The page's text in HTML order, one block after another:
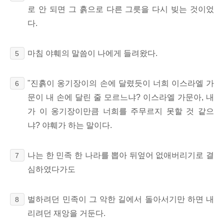
로 안 되면 그 흙으로 다른 그릇을 다시 빚는 것이었
다.
5 마침 야훼의 말씀이 나에게 들려왔다.
6
"진흙이 옹기장이의 손에 달렸듯이 너희 이스라엘 가
문이 내 손에 달린 줄 모르느냐? 이스라엘 가문아, 내
가 이 옹기장이만큼 너희를 주무르지 못할 것 같으
냐? 야훼가 하는 말이다.
7
나는 한 민족 한 나라를 뽑아 뒤엎어 없애버리기로 결
심하였다가도
8
벌하려던 민족이 그 악한 길에서 돌아서기만 하면 내
리려던 재앙을 거둔다.